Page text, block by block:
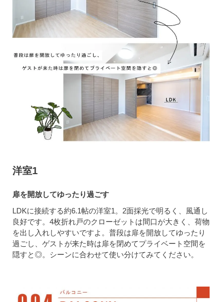
洋室1
扉を開放してゆったり過ごす
LDKに接続する約6.1帖の洋室1。2面採光で明るく、風通し
良好です。4枚折れ戸のクローゼットは間口が大きく、荷物
を出し入れしやすいですよ。普段は扉を開放してゆったり
過ごし、ゲストが来た時は扉を閉めてプライベート空間を
隠すと◎。シーンに合わせて使い分けてみてください。